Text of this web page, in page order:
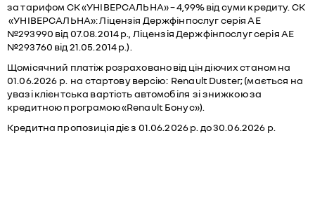
за тарифом СК «УНІВЕРСАЛЬНА» – 4,99% від суми кредиту. СК
«УНІВЕРСАЛЬНА»: Ліцензія Держфінпослуг серія АЕ
№293990 від 07.08.2014 р., Ліцензія Держфінпослуг серія АЕ
№293760 від 21.05.2014 р.).
Щомісячний платіж розраховано від цін діючих станом на
01.06.2026 р. на стартову версію: Renault Duster; (мається на
увазі клієнтська вартість автомобіля зі знижкою за
кредитною програмою «Renault Бонус»).
Кредитна пропозиція діє з 01.06.2026 р. до 30.06.2026 р.